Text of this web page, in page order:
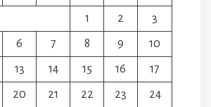
1
2
3
6 7 8 9
10
13 14 15 16
17
20 21 22 23
24